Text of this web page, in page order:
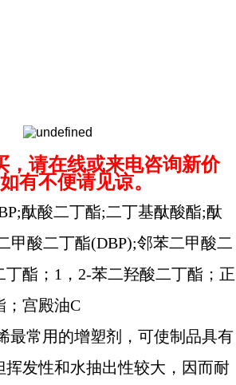
，请在线或来电咨询新价
有不便请见谅。
酞酸二丁酯;二丁基酞酸酯;酞
甲酸二丁酯(DBP);邻苯二甲酸二
丁酯；1，2-苯二羟酸二丁酯；正
；宫殿油C
常用的增塑剂，可使制品具有
挥发性和水抽出性较大，因而耐